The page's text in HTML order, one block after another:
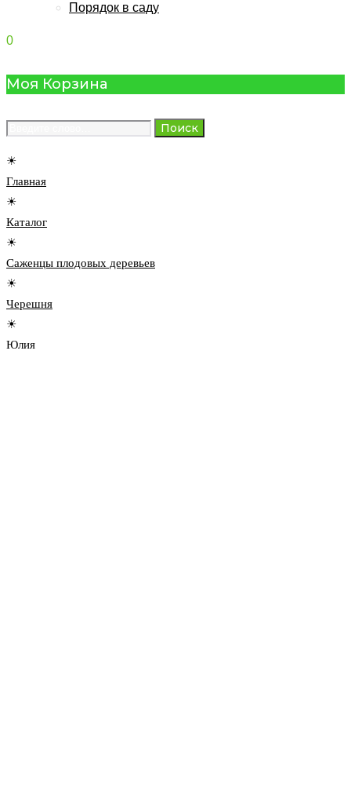
Порядок в саду
0
Моя Корзина
Поиск
☀
Главная
☀
Каталог
☀
Саженцы плодовых деревьев
☀
Черешня
☀
Юлия